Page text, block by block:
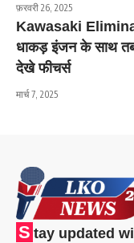
फ़रवरी 26, 2025
Kawasaki
धाकड़ इंजन के साथ
देखे फीचर्स
मार्च 7, 2025
S tay updated